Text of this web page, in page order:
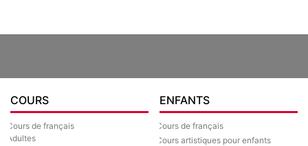
COURS
Cours de français
Adultes
ENFANTS
Cours de français
Cours artistiques pour enfants